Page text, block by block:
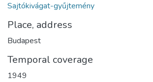
Sajtókivágat-gyűjtemény
Place, address
Budapest
Temporal coverage
1949